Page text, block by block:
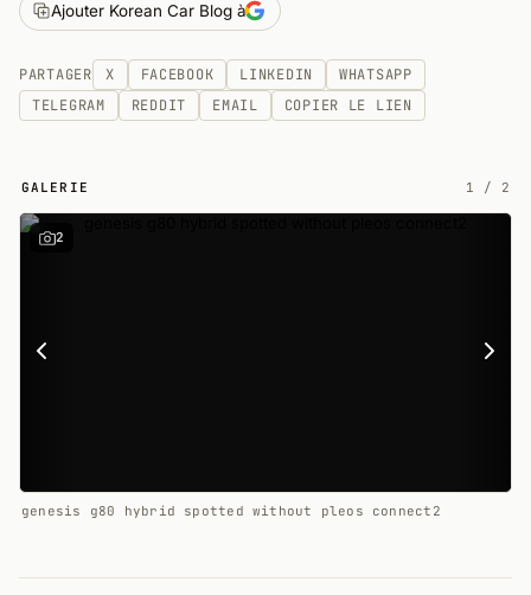
Ajouter Korean Car Blog à
PARTAGER X FACEBOOK LINKEDIN
WHATSAPP
TELEGRAM
REDDIT EMAIL COPIER LE LIEN
GALERIE 1 / 2
2
genesis g80 hybrid spotted without pleos connect2